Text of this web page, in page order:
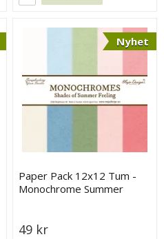
Nyhet
Paper Pack 12x12 Tum -
Monochrome Summer
49 kr